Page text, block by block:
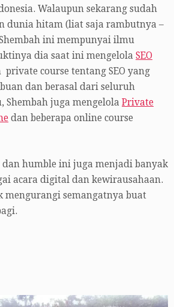
Walaupun sekarang sudah
dunia hitam (liat saja rambutnya –
ini mempunyai ilmu
dia saat ini mengelola SEO
private course tentang SEO yang
dan berasal dari seluruh
Shembah juga mengelola Private
dan beberapa online course
humble ini juga menjadi banyak
acara digital dan kewirausahaan.
mengurangi semangatnya buat